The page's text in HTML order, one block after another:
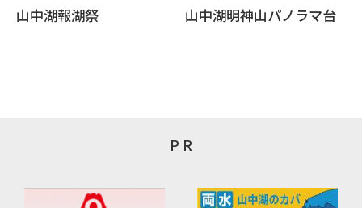
山中湖報湖祭 山中湖明神山パノラマ台
P R